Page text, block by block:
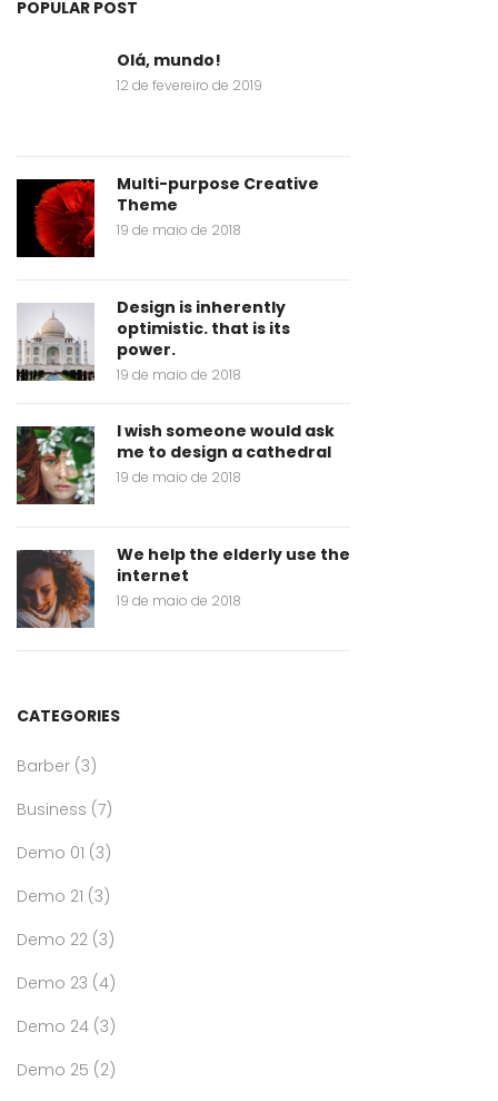
POPULAR POST
Olá, mundo!
12 de fevereiro de 2019
Multi-purpose Creative
Theme
19 de maio de 2018
Design is inherently
optimistic. that is its
power.
19 de maio de 2018
I wish someone would ask
me to design a cathedral
19 de maio de 2018
We help the elderly use the
internet
19 de maio de 2018
CATEGORIES
Barber (3)
Business (7)
Demo 01 (3)
Demo 21 (3)
Demo 22 (3)
Demo 23 (4)
Demo 24 (3)
Demo 25 (2)